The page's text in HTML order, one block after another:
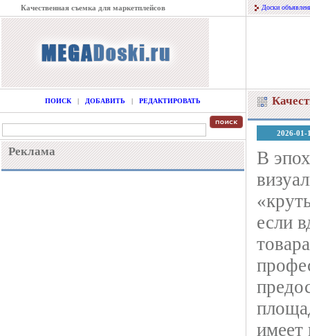
Качественная съемка для маркетплейсов Доски
ПОИСК | ДОБАВИТЬ | РЕДАКТИРОВАТЬ
Реклама
2026-01-
В
если
имеет